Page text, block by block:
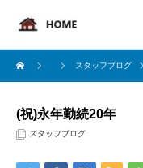
スタッフブログ
(祝)永年勤続20年
スタッフブログ